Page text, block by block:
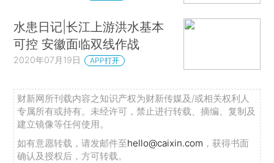
水患日记|长江上游洪水基本
可控 安徽面临双线作战
2020年07月19日 APP打开
财新网所刊载内容之知识产权为财新传媒及/或相关权利人
专属所有或持有。未经许可，禁止进行转载、摘编、复制及
建立镜像等任何使用。
如有意愿转载，请发邮件至hello@caixin.com ，获得书面
确认及授权后，方可转载。